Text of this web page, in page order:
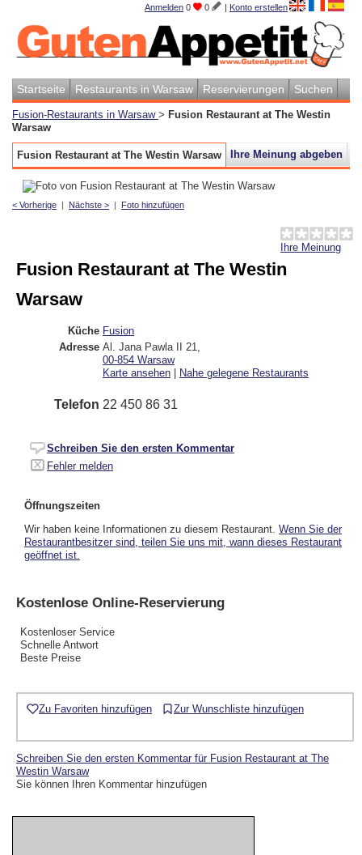
Anmelden 0 0 | Konto erstellen
Startseite Restaurants in Warsaw Reservierungen Suchen
Fusion-Restaurants in Warsaw > Fusion Restaurant at The Westin
Warsaw
Fusion Restaurant at The Westin Warsaw Ihre Meinung abgeben
< Vorherige | Nächste > | Foto hinzufügen
Ihre Meinung
Fusion Restaurant at The Westin
Warsaw
Küche Fusion
Adresse Al. Jana Pawla II 21
00-854 Warsaw
Karte ansehen | Nahe gelegene Restaurants
Telefon 22 450 86 31
Schreiben Sie den ersten Kommentar
Fehler melden
Öffnungszeiten
Wir haben keine Informationen zu diesem Restaurant. Wenn Sie der
Restaurantbesitzer sind, teilen Sie uns mit, wann dieses Restaurant
geöffnet ist.
Kostenlose Online-Reservierung
Kostenloser Service
Schnelle Antwort
Beste Preise
Zu Favoriten hinzufügen Zur Wunschliste hinzufügen
Schreiben Sie den ersten Kommentar für Fusion Restaurant at The
Westin Warsaw
Sie können Ihren Kommentar hinzufügen